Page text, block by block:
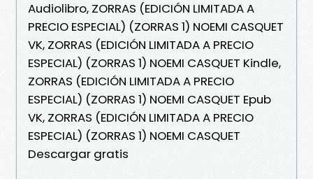
Audiolibro, ZORRAS (EDICIÓN LIMITADA A
PRECIO ESPECIAL) (ZORRAS 1) NOEMI CASQUET
VK, ZORRAS (EDICIÓN LIMITADA A PRECIO
ESPECIAL) (ZORRAS 1) NOEMI CASQUET Kindle,
ZORRAS (EDICIÓN LIMITADA A PRECIO
ESPECIAL) (ZORRAS 1) NOEMI CASQUET Epub
VK, ZORRAS (EDICIÓN LIMITADA A PRECIO
ESPECIAL) (ZORRAS 1) NOEMI CASQUET
Descargar gratis